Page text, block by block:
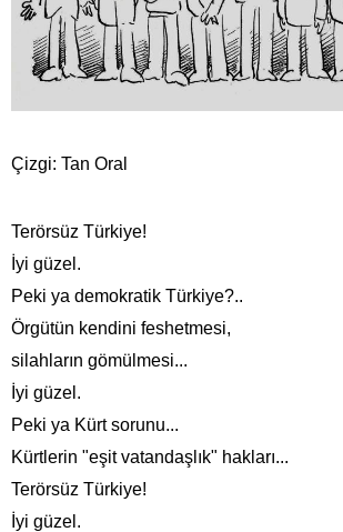
Çizgi: Tan Oral
Terörsüz Türkiye!
İyi güzel.
Peki ya demokratik Türkiye?..
Örgütün kendini feshetmesi,
silahların gömülmesi...
İyi güzel.
Peki ya Kürt sorunu...
Kürtlerin "eşit vatandaşlık" hakları...
Terörsüz Türkiye!
İyi güzel.